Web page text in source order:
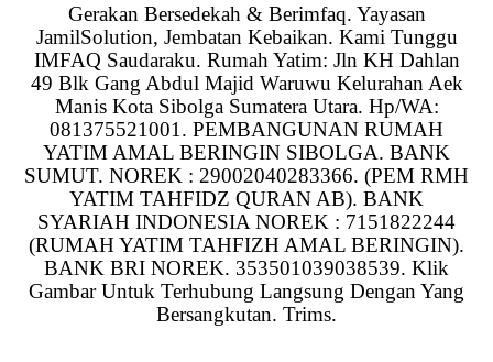
Gerakan Bersedekah & Berimfaq. Yayasan
JamilSolution, Jembatan Kebaikan. Kami Tunggu
IMFAQ Saudaraku. Rumah Yatim: Jln KH Dahlan
49 Blk Gang Abdul Majid Waruwu Kelurahan Aek
Manis Kota Sibolga Sumatera Utara. Hp/WA:
081375521001. PEMBANGUNAN RUMAH
YATIM AMAL BERINGIN SIBOLGA. BANK
SUMUT. NOREK : 29002040283366. (PEM RMH
YATIM TAHFIDZ QURAN AB). BANK
SYARIAH INDONESIA NOREK : 7151822244
(RUMAH YATIM TAHFIZH AMAL BERINGIN).
BANK BRI NOREK. 353501039038539. Klik
Gambar Untuk Terhubung Langsung Dengan Yang
Bersangkutan. Trims.